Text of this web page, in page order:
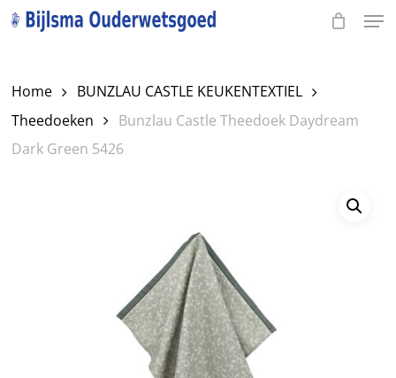
Skip
content
Home
BUNZLAU CASTLE KEUKENTEXTIEL
Theedoeken
Bunzlau Castle Theedoek Daydream
Dark Green 5426